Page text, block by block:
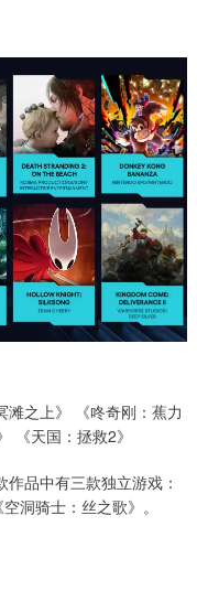
滩之上》 《咚奇刚：蕉力
《天国：拯救2》
品中有三款独立游戏：
洞骑士：丝之歌》。